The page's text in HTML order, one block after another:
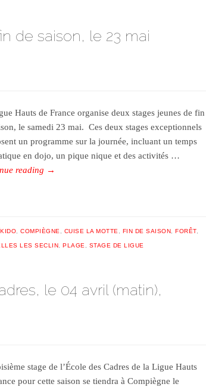
de saison, le 23 mai
Hauts de France organise deux stages jeunes de fin
le samedi 23 mai. Ces deux stages exceptionnels
un programme sur la journée, incluant un temps
en dojo, un pique nique et des activités …
reading →
COMPIÈGNE CUISE LA MOTTE FIN DE SAISON FORÊT,
LES SECLIN PLAGE STAGE DE LIGUE
le 04 avril (matin),
stage de l’École des Cadres de la Ligue Hauts
pour cette saison se tiendra à Compiègne le